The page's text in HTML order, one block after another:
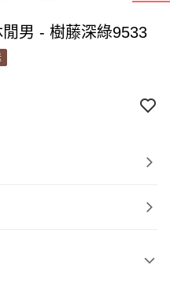
閒男 - 樹藤深綠9533